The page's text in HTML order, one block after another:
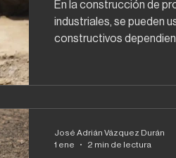
En la construcción de
industriales, se pueden
constructivos
ejecución, sin embargo,
que deben ser
desventajas de la
José Adrián Vázquez Durán
1 ene
2 min de lectura